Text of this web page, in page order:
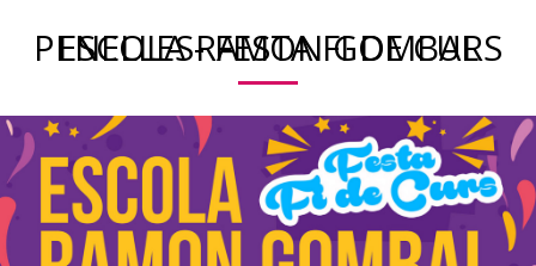
PENELLES- FESTA FI DE CURS ESCOLA RAMON GOMBAL